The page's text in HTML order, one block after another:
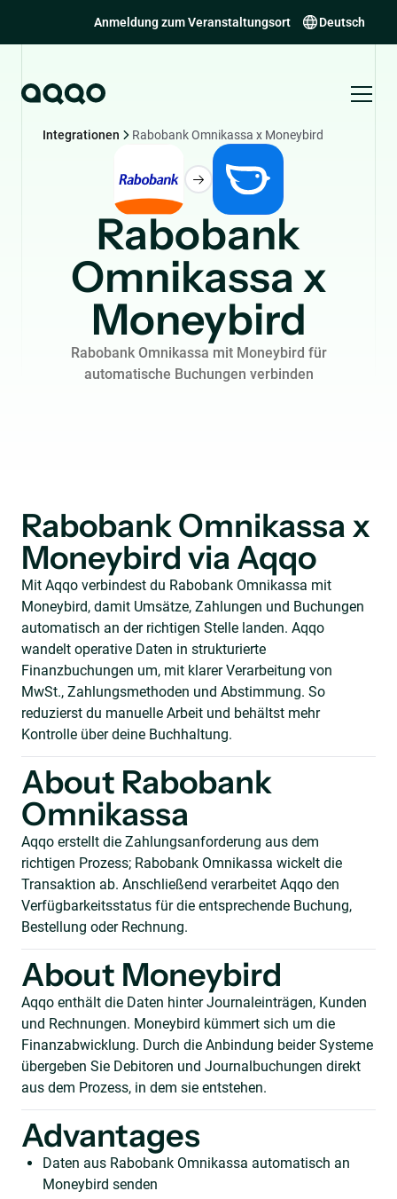
Anmeldung zum Veranstaltungsort Deutsch
Integrationen Rabobank Omnikassa x Moneybird
Rabobank
Omnikassa x
Moneybird
Rabobank Omnikassa mit Moneybird für
automatische Buchungen verbinden
Rabobank Omnikassa x
Moneybird via Aqqo
Mit Aqqo verbindest du Rabobank Omnikassa mit
Moneybird, damit Umsätze, Zahlungen und Buchungen
automatisch an der richtigen Stelle landen. Aqqo
wandelt operative Daten in strukturierte
Finanzbuchungen um, mit klarer Verarbeitung von
MwSt., Zahlungsmethoden und Abstimmung. So
reduzierst du manuelle Arbeit und behältst mehr
Kontrolle über deine Buchhaltung.
About Rabobank
Omnikassa
Aqqo erstellt die Zahlungsanforderung aus dem
richtigen Prozess; Rabobank Omnikassa wickelt die
Transaktion ab. Anschließend verarbeitet Aqqo den
Verfügbarkeitsstatus für die entsprechende Buchung,
Bestellung oder Rechnung.
About Moneybird
Aqqo enthält die Daten hinter Journaleinträgen, Kunden
und Rechnungen. Moneybird kümmert sich um die
Finanzabwicklung. Durch die Anbindung beider Systeme
übergeben Sie Debitoren und Journalbuchungen direkt
aus dem Prozess, in dem sie entstehen.
Advantages
Daten aus Rabobank Omnikassa automatisch an
Moneybird senden